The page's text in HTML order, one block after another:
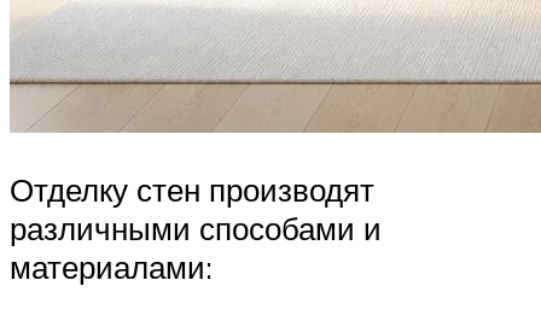
Отделку стен производят
различными способами и
материалами: